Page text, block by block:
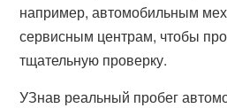
например, автомобильным
сервисным центрам, чтобы
тщательную проверку.
УЗнав реальный пробег